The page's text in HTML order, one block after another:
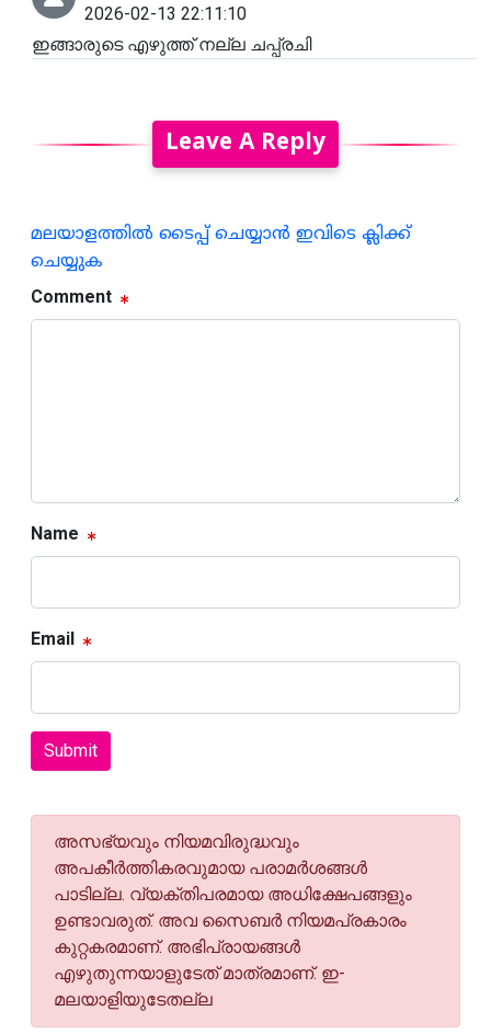
2026-02-13 22:11:10
ഇങ്ങാരുടെ എഴുത്ത് നല്ല ചപ്പ്രചി
Leave A Reply
മലയാളത്തില്‍ ടൈപ്പ് ചെയ്യാന്‍ ഇവിടെ ക്ലിക്ക്
ചെയ്യുക
Comment
Name
Email
Submit
അസഭ്യവും നിയമവിരുദ്ധവും
അപകീര്‍ത്തികരവുമായ പരാമര്‍ശങ്ങള്‍
പാടില്ല. വ്യക്തിപരമായ അധിക്ഷേപങ്ങളും
ഉണ്ടാവരുത്. അവ സൈബര്‍ നിയമപ്രകാരം
കുറ്റകരമാണ്. അഭിപ്രായങ്ങള്‍
എഴുതുന്നയാളുടേത് മാത്രമാണ്. ഇ-
മലയാളിയുടേതല്ല